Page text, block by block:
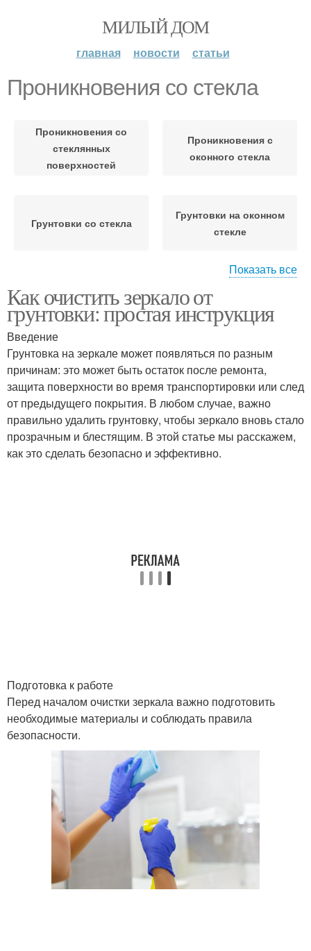
МИЛЫЙ ДОМ
главная новости статьи
Проникновения со стекла
Проникновения со
стеклянных
поверхностей
Проникновения с
оконного стекла
Грунтовки со стекла
Грунтовки на оконном
стекле
стекла
Показать все
Как очистить зеркало от
грунтовки: простая инструкция
Введение
Грунтовка на зеркале может появляться по разным
причинам: это может быть остаток после ремонта,
защита поверхности во время транспортировки или след
от предыдущего покрытия. В любом случае, важно
правильно удалить грунтовку, чтобы зеркало вновь стало
прозрачным и блестящим. В этой статье мы расскажем,
как это сделать безопасно и эффективно.
Подготовка к работе
Перед началом очистки зеркала важно подготовить
необходимые материалы и соблюдать правила
безопасности.